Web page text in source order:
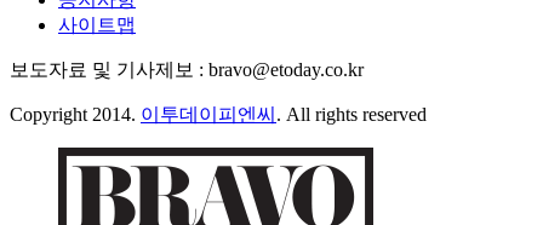
사이트맵
보도자료 및 기사제보 : bravo@etoday.co.kr
Copyright 2014. 이투데이피엔씨 . All rights reserved